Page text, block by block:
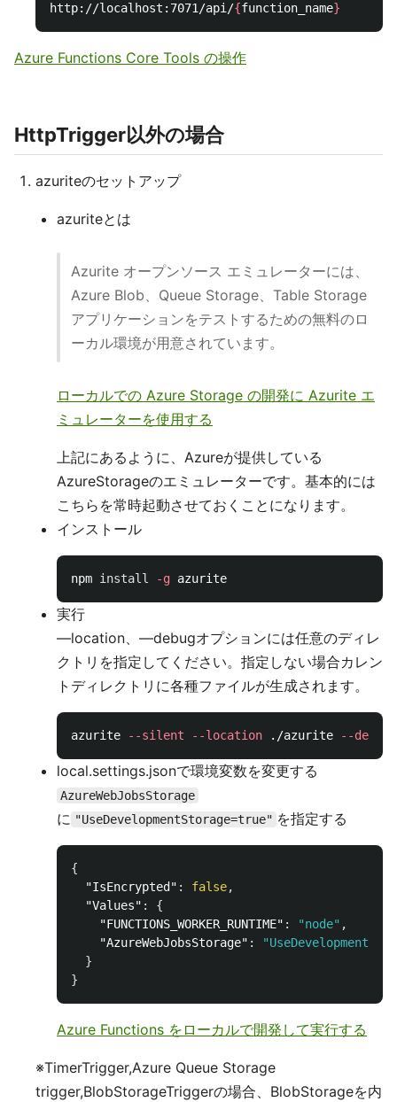
http://localhost:7071/api/{function_name}
Azure Functions Core Tools の操作
HttpTrigger以外の場合
azuriteのセットアップ
azuriteとは
Azurite オープンソース エミュレーターには、
Azure Blob、Queue Storage、Table Storage
アプリケーションをテストするための無料のロ
ーカル環境が用意されています。
ローカルでの Azure Storage の開発に Azurite エ
ミュレーターを使用する
上記にあるように、Azureが提供している
AzureStorageのエミュレーターです。基本的には
こちらを常時起動させておくことになります。
インストール
npm install -g
実行
—location、—debugオプションには任意のディレ
クトリを指定してください。指定しない場合カレン
トディレクトリに各種ファイルが生成されます。
azurite --silent --location ./azurite --debug
local.settings.jsonで環境変数を変更する
AzureWebJobsStorage
に "UseDevelopmentStorage=true" を指定する
{
"IsEncrypted" : false,
"Values" :
{
"FUNCTIONS_WORKER_RUNTIME" : "node" ,
"AzureWebJobsStorage" :
}
}
Azure Functions をローカルで開発して実行する
※TimerTrigger,Azure Queue Storage
trigger,BlobStorageTriggerの場合、BlobStorageを内